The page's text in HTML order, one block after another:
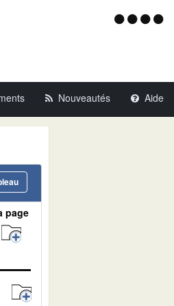
Menu
Nouveautés Aide
page